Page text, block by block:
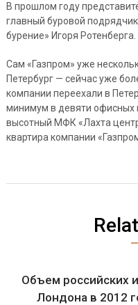
В прошлом году
главный буровой
бурение» Игоря Ротенберга.
Сам «Газпром» уже
Петербург — сейчас уже
компании переехали в
минимум в девяти офисных
высотный МФК «Лахта
квартира компании
Объем российских
Лондона в 2012